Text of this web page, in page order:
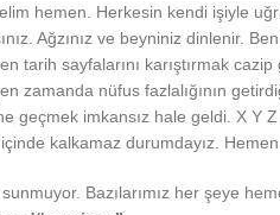
hemen. Herkesin kendi işiyle
Ağzınız ve beyniniz dinlenir.
tarih sayfalarını karıştırmak
zamanda nüfus fazlalığının
geçmek imkansız hale geldi. X
içinde kalkamaz durumdayız.
Bazılarımız her şeye